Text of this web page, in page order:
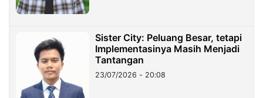
Sister City: Peluang Besar, tetapi
Implementasinya Masih Menjadi
Tantangan
23/07/2026 - 20:08